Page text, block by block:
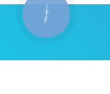
КНОПКА
ЗВ'ЯЗКУ